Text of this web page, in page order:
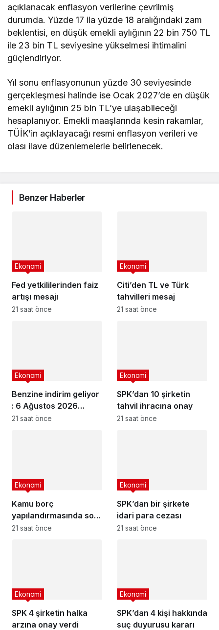
açıklanacak enflasyon verilerine çevrilmiş
durumda. Yüzde 17 ila yüzde 18 aralığındaki zam
beklentisi, en düşük emekli aylığının 22 bin 750 TL
ile 23 bin TL seviyesine yükselmesi ihtimalini
güçlendiriyor.
Yıl sonu enflasyonunun yüzde 30 seviyesinde
gerçekleşmesi halinde ise Ocak 2027’de en düşük
emekli aylığının 25 bin TL’ye ulaşabileceği
hesaplanıyor. Emekli maaşlarında kesin rakamlar,
TÜİK’in açıklayacağı resmi enflasyon verileri ve
olası ilave düzenlemelerle belirlenecek.
Benzer Haberler
Fed yetkililerinden faiz
artışı mesajı
Ekonomi
21 saat önce
Citi’den TL ve Türk
tahvilleri mesaj
Ekonomi
21 saat önce
Benzine indirim geliyor
: 6 Ağustos 2026
güncel akaryakıt
Ekonomi
21 saat önce
SPK’dan 10 şirketin
tahvil ihracına onay
Ekonomi
21 saat önce
Kamu borç
yapılandırmasında son
başvuru tarihi
Ekonomi
21 saat önce
SPK’dan bir şirkete
idari para cezası
Ekonomi
21 saat önce
SPK 4 şirketin halka
arzına onay verdi
Ekonomi
SPK’dan 4 kişi hakkında
suç duyurusu kararı
Ekonomi